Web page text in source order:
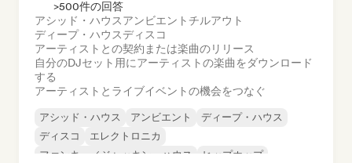
>500件の回答
アシッド・ハウスアンビエント チルアウト
ディープ・ハウスディスコ
アーティストとの契約または楽曲のリリース
自分のDJセット用にアーティストの楽曲をダウンロード
する
アーティストとライブイベントの機会をつなぐ
アシッド・ハウス アンビエント
ディープ・ハウス
ディスコ
エレクトロニカ
ファンキー／ジャッキン・ハウス
ヒップホップ